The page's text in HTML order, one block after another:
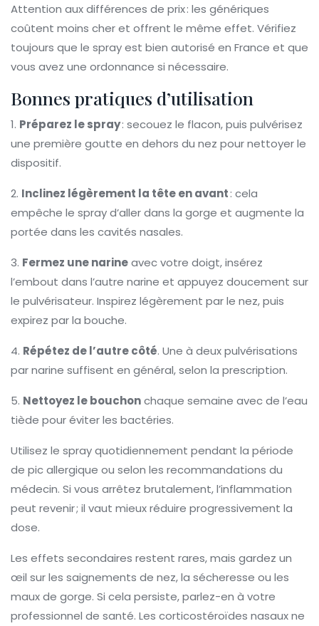
Attention aux différences de prix : les génériques
coûtent moins cher et offrent le même effet. Vérifiez
toujours que le spray est bien autorisé en France et que
vous avez une ordonnance si nécessaire.
Bonnes pratiques d’utilisation
1. Préparez le spray: secouez le flacon, puis pulvérisez
une première goutte en dehors du nez pour nettoyer le
dispositif.
2. Inclinez légèrement la tête en avant: cela
empêche le spray d’aller dans la gorge et augmente la
portée dans les cavités nasales.
3. Fermez une narineavec votre doigt, insérez
l’embout dans l’autre narine et appuyez doucement sur
le pulvérisateur. Inspirez légèrement par le nez, puis
expirez par la bouche.
4. Répétez de l’autre côté. Une à deux pulvérisations
par narine suffisent en général, selon la prescription.
5. Nettoyez le bouchonchaque semaine avec de l’eau
tiède pour éviter les bactéries.
Utilisez le spray quotidiennement pendant la période
de pic allergique ou selon les recommandations du
médecin. Si vous arrêtez brutalement, l’inflammation
peut revenir ; il vaut mieux réduire progressivement la
dose.
Les effets secondaires restent rares, mais gardez un
œil sur les saignements de nez, la sécheresse ou les
maux de gorge. Si cela persiste, parlez-en à votre
professionnel de santé. Les corticostéroïdes nasaux ne